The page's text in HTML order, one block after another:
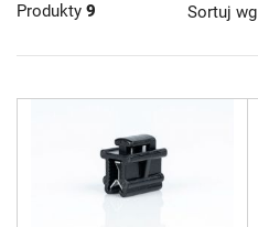
Produkty 9 Sortuj wg